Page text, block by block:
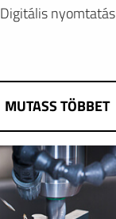
Digitális nyomtatás
MUTASS TÖBBET